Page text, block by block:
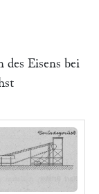
des Eisens bei